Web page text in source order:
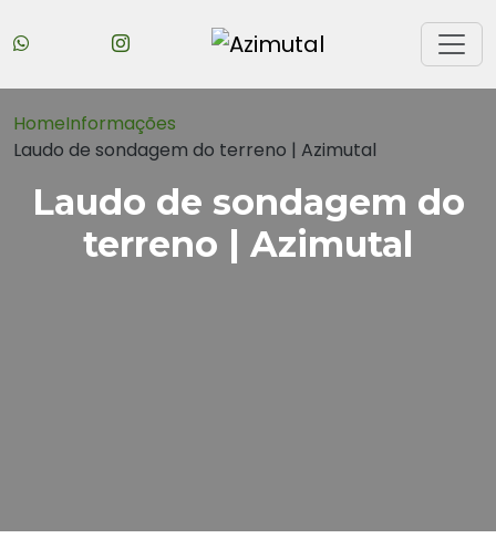
HomeInformações
Laudo de sondagem do terreno | Azimutal
Laudo de sondagem do
terreno | Azimutal